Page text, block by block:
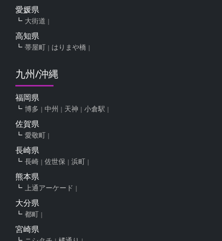
愛媛県
大街道
高知県
帯屋町 はりまや橋
九州/沖縄
福岡県
博多 中州 天神 小倉駅
佐賀県
愛敬町
長崎県
長崎 佐世保 浜町
熊本県
上通アーケード
大分県
都町
宮崎県